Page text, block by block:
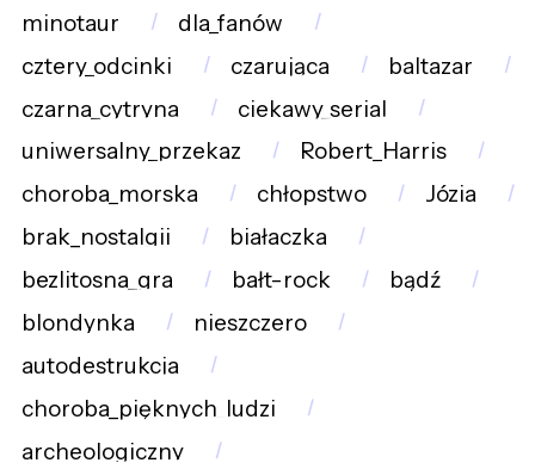
minotaur
dla_fanów
cztery_odcinki
czarująca
baltazar
czarna_cytryna
ciekawy_serial
uniwersalny_przekaz
Robert_Harris
choroba_morska
chłopstwo
Józia
brak_nostalgii
białaczka
bezlitosna_gra
bałt-rock
bądź
blondynka
nieszczero
autodestrukcja
choroba_pięknych_ludzi
archeologiczny